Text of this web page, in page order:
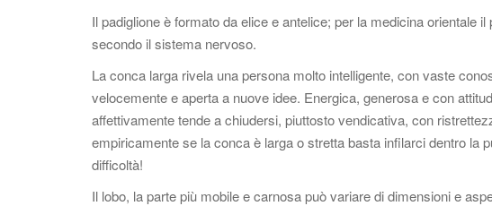
Il padiglione è formato da elice e antelice; per la medicina orientale
secondo il sistema nervoso.
La conca larga rivela una persona molto intelligente, con vaste
velocemente e aperta a nuove idee. Energica, generosa e con
affettivamente tende a chiudersi, piuttosto vendicativa, con
empiricamente se la conca è larga o stretta basta infilarci dentro la
difficoltà!
Il lobo, la parte più mobile e carnosa può variare di dimensioni e